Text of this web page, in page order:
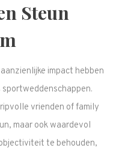
Steun
impact hebben
vrienden of family
maar ook waardevol
te behouden,